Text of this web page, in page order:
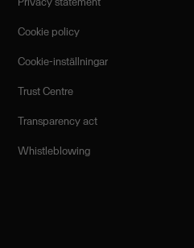
Cookie policy
Cookie-inställningar
Trust Centre
Transparency act
Whistleblowing